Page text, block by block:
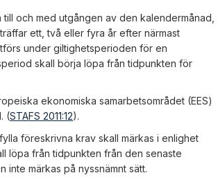
och med utgången av den kalendermånad,
ett, två eller fyra år efter närmast
under giltighetsperioden för en
skall börja löpa från tidpunkten för
ekonomiska samarbetsområdet (EES)
(STAFS 2011:12).
föreskrivna krav skall märkas i enlighet
löpa från tidpunkten från den senaste
märkas på nyssnämnt sätt.